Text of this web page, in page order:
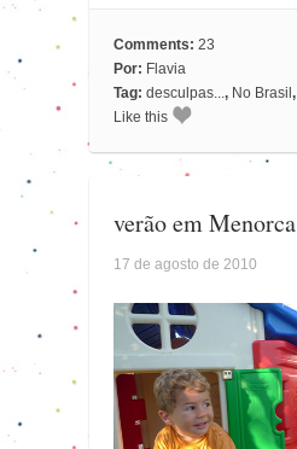
Comments: 23
Por: Flavia
Tag: desculpas... , No Brasil,
Like this
verão em Menorca
17 de agosto de 2010